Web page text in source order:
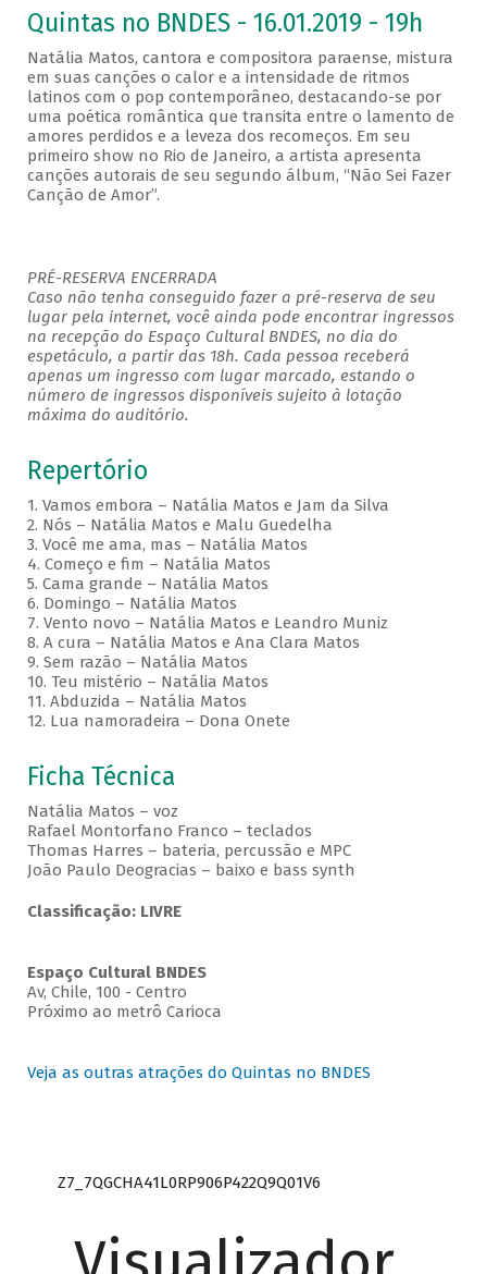
Quintas no BNDES - 16.01.2019 - 19h
Natália Matos, cantora e compositora paraense, mistura
em suas canções o calor e a intensidade de ritmos
latinos com o pop contemporâneo, destacando-se por
uma poética romântica que transita entre o lamento de
amores perdidos e a leveza dos recomeços. Em seu
primeiro show no Rio de Janeiro, a artista apresenta
canções autorais de seu segundo álbum, “Não Sei Fazer
Canção de Amor”.
PRÉ-RESERVA ENCERRADA
Caso não tenha conseguido fazer a pré-reserva de seu
lugar pela internet, você ainda pode encontrar ingressos
na recepção do Espaço Cultural BNDES, no dia do
espetáculo, a partir das 18h. Cada pessoa receberá
apenas um ingresso com lugar marcado, estando o
número de ingressos disponíveis sujeito à lotação
máxima do auditório.
Repertório
1. Vamos embora – Natália Matos e Jam da Silva
2. Nós – Natália Matos e Malu Guedelha
3. Você me ama, mas – Natália Matos
4. Começo e fim – Natália Matos
5. Cama grande – Natália Matos
6. Domingo – Natália Matos
7. Vento novo – Natália Matos e Leandro Muniz
8. A cura – Natália Matos e Ana Clara Matos
9. Sem razão – Natália Matos
10. Teu mistério – Natália Matos
11. Abduzida – Natália Matos
12. Lua namoradeira – Dona Onete
Ficha Técnica
Natália Matos – voz
Rafael Montorfano Franco – teclados
Thomas Harres – bateria, percussão e MPC
João Paulo Deogracias – baixo e bass synth
Classificação: LIVRE
Espaço Cultural BNDES
Av, Chile, 100 - Centro
Próximo ao metrô Carioca
Veja as outras atrações do Quintas no BNDES
Z7_7QGCHA41L0RP906P422Q9Q01V6